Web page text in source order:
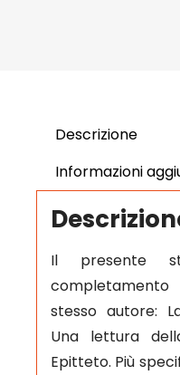
Descrizione
Informazioni
Il presente
stesso autore:
Una lettura
Epitteto. Più